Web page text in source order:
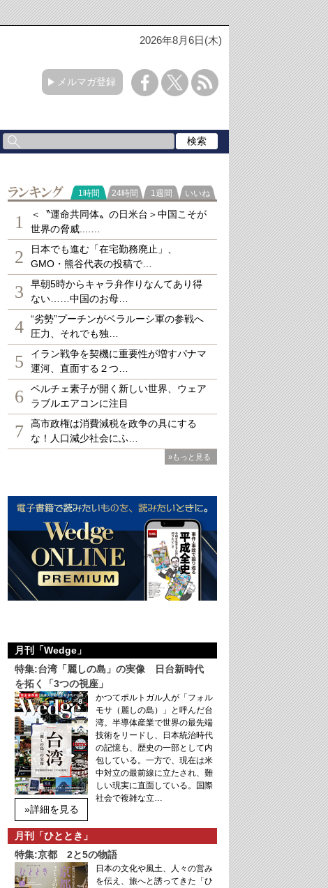
2026年8月6日(木)
メルマガ登録
ランキング
1時間 24時間 1週間 いいね
1
＜〝運命共同体〟の日米台＞中国こそが
世界の脅威....…
2
日本でも進む「在宅勤務廃止」、
GMO・熊谷代表の投稿で…
3
早朝5時からキャラ弁作りなんてあり得
ない……中国のお母…
4
“劣勢”プーチンがベラルーシ軍の参戦へ
圧力、それでも独…
5
イラン戦争を契機に重要性が増すパナマ
運河、直面する２つ…
6
ペルチェ素子が開く新しい世界、ウェア
ラブルエアコンに注目
7
高市政権は消費減税を政争の具にする
な！人口減少社会にふ…
»もっと見る
月刊「Wedge」
特集:台湾「麗しの島」の実像 日台新時代
を拓く「3つの視座」
»詳細を見る
かつてポルトガル人が「フォル
モサ（麗しの島）」と呼んだ台
湾。半導体産業で世界の最先端
技術をリードし、日本統治時代
の記憶も、歴史の一部として内
包している。一方で、現在は米
中対立の最前線に立たされ、難
しい現実に直面している。国際
社会で複雑な立…
月刊「ひととき」
特集:京都 2と5の物語
日本の文化や風土、人々の営み
を伝え、旅へと誘ってきた「ひ